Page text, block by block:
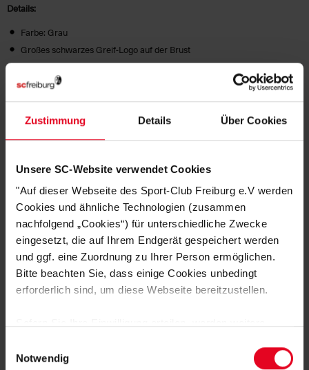
Zustimmung Details Über Cookies
Unsere SC-Website verwendet Cookies
"Auf dieser Webseite des Sport-Club Freiburg e.V werden
Cookies und ähnliche Technologien (zusammen
nachfolgend „Cookies“) für unterschiedliche Zwecke
eingesetzt, die auf Ihrem Endgerät gespeichert werden
und ggf. eine Zuordnung zu Ihrer Person ermöglichen.
Bitte beachten Sie, dass einige Cookies unbedingt
erforderlich sind, um diese Webseite bereitzustellen.
Daten von Ihnen (z.B. persönlichen Identifikatoren oder
Notwendig
Details:
Farbe: Grau
Großes schwarzes Greif-Logo auf der Brust
Rundhalsausschnitt
Gerippte Bündchen an Ärmeln und Saum
Bequemer Schnitt für hohen Tragekomfort
HERSTELLERANGABEN
KUNDENBEWERTUNGEN (4)
Artikelnummer: 25-100240
Logistiknummer: EM001866-001
DAS KÖNNTE DIR AUCH